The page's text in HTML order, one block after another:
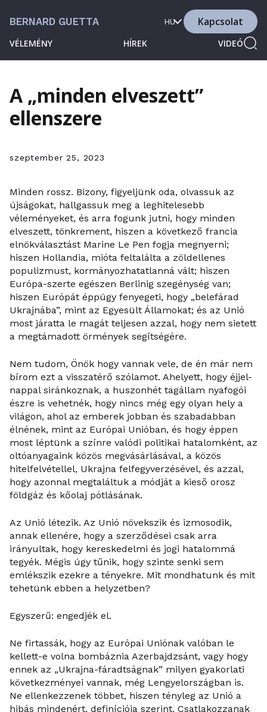
BERNARD GUETTA
VÉLEMÉNY HÍREK VIDEÓ
HU Kapcsolat
A „minden elveszett”
ellenszere
szeptember 25, 2023
Minden rossz. Bizony, figyeljünk oda, olvassuk az
újságokat, hallgassuk meg a leghitelesebb
véleményeket, és arra fogunk jutni, hogy minden
elveszett, tönkrement, hiszen a következő francia
elnökválasztást Marine Le Pen fogja megnyerni;
hiszen Hollandia, mióta feltalálta a zöldellenes
populizmust, kormányozhatatlanná vált; hiszen
Európa-szerte egészen Berlinig szegénység van;
hiszen Európát éppúgy fenyegeti, hogy „belefárad
Ukrajnába”, mint az Egyesült Államokat; és az Unió
most járatta le magát teljesen azzal, hogy nem sietett
a megtámadott örmények segítségére.
Nem tudom, Önök hogy vannak vele, de én már nem
bírom ezt a visszatérő szólamot. Ahelyett, hogy éjjel-
nappal siránkoznak, a huszonhét tagállam nyafogói
észre is vehetnék, hogy nincs még egy olyan hely a
világon, ahol az emberek jobban és szabadabban
élnének, mint az Európai Unióban, és hogy éppen
most léptünk a színre valódi politikai hatalomként, az
oltóanyagaink közös megvásárlásával, a közös
hitelfelvétellel, Ukrajna felfegyverzésével, és azzal,
hogy azonnal megtaláltuk a módját a kieső orosz
földgáz és kőolaj pótlásának.
Az Unió létezik. Az Unió növekszik és izmosodik,
annak ellenére, hogy a szerződései csak arra
irányultak, hogy kereskedelmi és jogi hatalommá
tegyék. Mégis úgy tűnik, hogy szinte senki sem
emlékszik ezekre a tényekre. Mit mondhatunk és mit
tehetünk ebben a helyzetben?
Egyszerű: engedjék el.
Ne firtassák, hogy az Európai Uniónak valóban le
kellett-e volna bombáznia Azerbajdzsánt, vagy hogy
ennek az „Ukrajna-fáradtságnak” milyen gyakorlati
következményei vannak, még Lengyelországban is.
Ne ellenkezzenek többet, hiszen tényleg az Unió a
hibás mindenért, definíciója szerint. Csatlakozzanak